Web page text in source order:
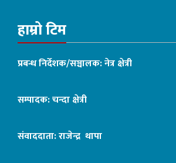
हाम्रो टिम
प्रबन्ध निर्देशक/सञ्चालक: नेत्र क्षेत्री
सम्पादक: चन्दा क्षेत्री
संवाददाता: राजेन्द्र थापा